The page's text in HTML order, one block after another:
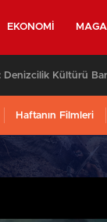
EKONOMI
Denizcilik Kültürü
Haftanın Filmleri